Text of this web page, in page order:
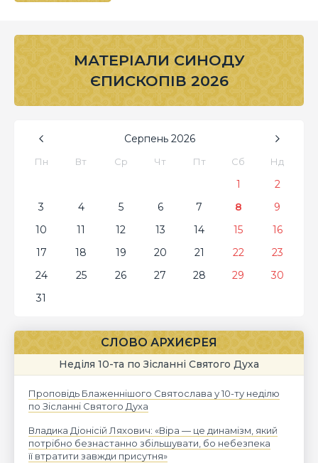
МАТЕРІАЛИ СИНОДУ
ЄПИСКОПІВ 2026
Серпень 2026
Пн Вт Ср Чт Пт Сб Нд
1
2
3
4 5 6 7 8
9
10
11 12 13 14 15
16
17
18 19 20 21 22
23
24
25 26 27 28 29
30
31
СЛОВО АРХИЄРЕЯ
Неділя 10-та по Зісланні Святого Духа
Проповідь Блаженнішого Святослава у 10-ту неділю
по Зісланні Святого Духа
Владика Діонісій Ляхович: «Віра — це динамізм, який
потрібно безнастанно збільшувати, бо небезпека
її втратити завжди присутня»